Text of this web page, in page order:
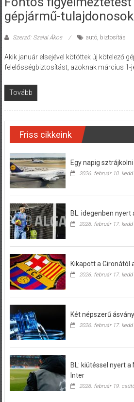
gépjármű-tulajdonosok
Szerző: Szalai Ákos autó, biztosítás
Akik január elsejével kötöttek új kötelező
felelősségbiztosítást, azoknak március 1-
Tovább
Friss cikkeink
Egy napig
2026. február 10. kedd
BL: idegenben nyert
2026. február 17. kedd
Kikapott a Gironától
2026. február 17. kedd
Két népszerű
2026. február 17. kedd
BL: kiütéssel nyert
Inter
2026. február 19.